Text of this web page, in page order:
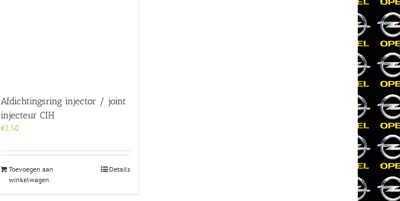
Afdichtingsring injector / joint
injecteur CIH
€2,50
Toevoegen aan
winkelwagen
Details